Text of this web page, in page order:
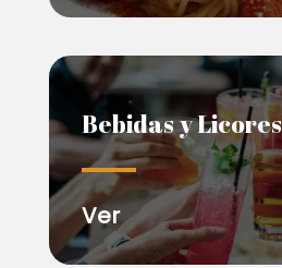
Bebidas y Licores
Ver